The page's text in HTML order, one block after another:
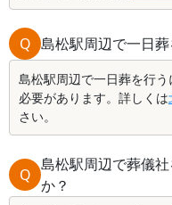
Q 島松駅周辺で一日
島松駅周辺で一日葬を行
必要があります。詳しくは
さい。
Q
島松駅周辺で葬儀
か？